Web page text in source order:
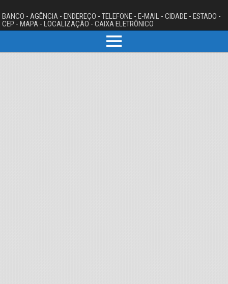
BANCO - AGÊNCIA - ENDEREÇO - TELEFONE - E-MAIL - CIDADE - ESTADO -
CEP - MAPA - LOCALIZAÇÃO - CAIXA ELETRÔNICO